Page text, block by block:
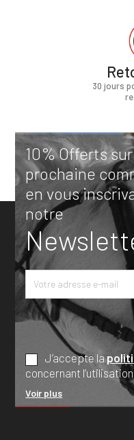
30 jours
10% Offerts
prochaine
en vous
notre
J’accepte la
concernant
Voir plus